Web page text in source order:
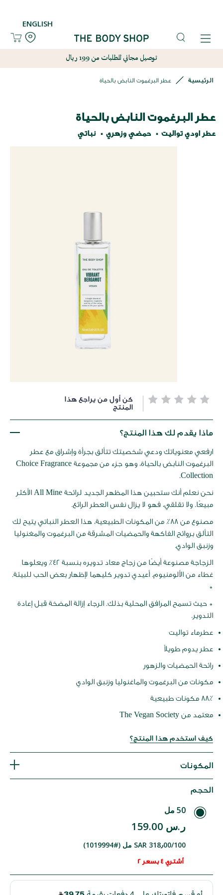
ENGLISH
توصيل مجاني للطلبات من 199 ريال
الرئيسية عطر البرغموت النابض بالحياة
عطر البرغموت النابض بالحياة
عطر اودي تواليت حمضي وزهري نباتي
تخطي
بداية
معرض
كن أول من يراجع هذا
المنتج
ماذا يقدم لك هذا المنتج؟
ارفعي معنوياتك ودعي شخصيتك تتألق بجرأة وإشراق مع عطر
البرغموت النابض بالحياة، وهو جزء من مجموعة Choice Fragrance
Collection.
نحن نعلم أنك ستحبين هذا المظهر الجديد لرائحة All Mine الأكثر
مبيعًا. ولا تقلقي، فهو لا يزال نفس العطر الرائع.
مصنوع من 88٪ من المكونات الطبيعية، هذا العطر النباتي يتيح لك
التألق بروائح الفاكهة والحمضيات المشرقة من البرغموت والمغنوليا
وزنبق الوادي.
الزجاجة مصنوعة أيضًا من زجاج معاد تدويره بنسبة 42٪ ويعلوها
غطاء من الألومنيوم. أعيدي تدوير كليهما لإظهار بعض الحب للبيئة.
*
* حيث تسمح المرافق المحلية بذلك. الرجاء إزالة المضخة قبل إعادة
التدوير.
عطرماء تواليت
عطر يدوم طويلاً
رائحة الحمضيات والزهور
مكونات من البرغموت والماغنوليا وزنبق الوادي
88٪ مكونات طبيعية
معتمد من The Vegan Society
كيف استخدم هذا المنتج؟
المكونات
الحجم
50 مل
ر.س 159.00
SAR 318٫00/100 مل (#1019994)
أشتري 4 بسعر 2